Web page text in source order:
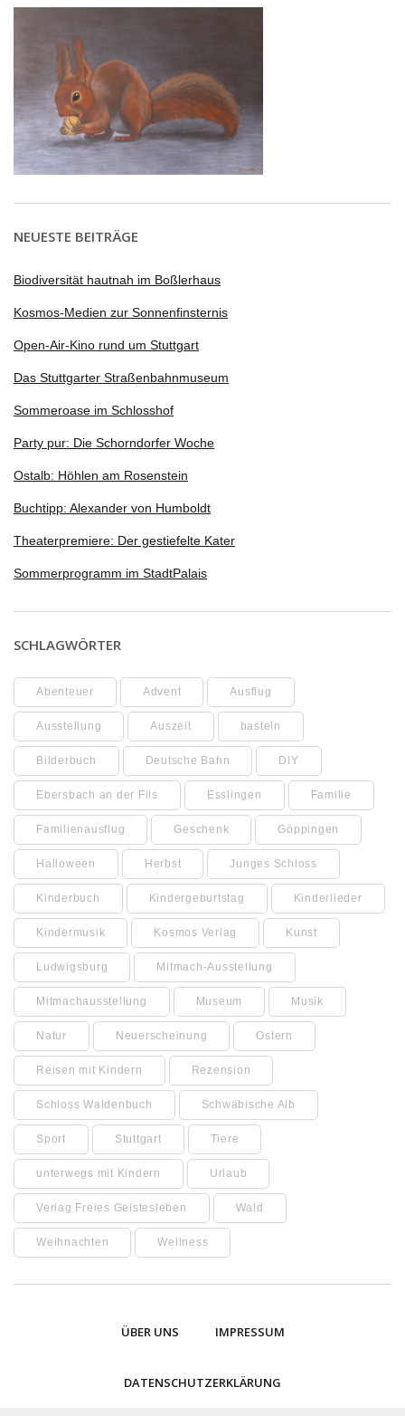
NEUESTE BEITRÄGE
Biodiversität hautnah im Boßlerhaus
Kosmos-Medien zur Sonnenfinsternis
Open-Air-Kino rund um Stuttgart
Das Stuttgarter Straßenbahnmuseum
Sommeroase im Schlosshof
Party pur: Die Schorndorfer Woche
Ostalb: Höhlen am Rosenstein
Buchtipp: Alexander von Humboldt
Theaterpremiere: Der gestiefelte Kater
Sommerprogramm im StadtPalais
SCHLAGWÖRTER
Abenteuer Advent Ausflug
Ausstellung Auszeit basteln
Bilderbuch Deutsche Bahn DIY
Ebersbach an der Fils Esslingen Familie
Familienausflug Geschenk Göppingen
Halloween Herbst Junges Schloss
Kinderbuch Kindergeburtstag Kinderlieder
Kindermusik Kosmos Verlag Kunst
Ludwigsburg Mitmach-Ausstellung
Mitmachausstellung Museum Musik
Natur Neuerscheinung Ostern
Reisen mit Kindern Rezension
Schloss Waldenbuch Schwäbische Alb
Sport Stuttgart Tiere
unterwegs mit Kindern Urlaub
Verlag Freies Geistesleben Wald
Weihnachten Wellness
ÜBER UNS IMPRESSUM
DATENSCHUTZERKLÄRUNG